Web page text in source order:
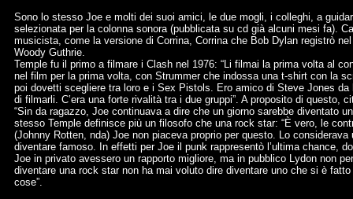
Sono lo stesso Joe e molti dei suoi amici, le due mogli, i colleghi, a
selezionata per la colonna sonora (pubblicata su cd già alcuni mesi fa).
musicista, come la versione di Corrina, Corrina che Bob Dylan registrò
Woody Guthrie.
Temple fu il primo a filmare i Clash nel 1976: “Li filmai la prima volta al
nel film per la prima volta, con Strummer che indossa una t-shirt con la
poi dovetti scegliere tra loro e i Sex Pistols. Ero amico di Steve Jones
di filmarli. C’era una forte rivalità tra i due gruppi”. A proposito di
“Sin da ragazzo, Joe continuava a dire che un giorno sarebbe diventato
stesso Temple definisce più un filosofo che una rock star: “È vero, le
(Johnny Rotten, nda) Joe non piaceva proprio per questo. Lo
diventare famoso. In effetti per Joe il punk rappresentò l’ultima chance,
Joe in privato avessero un rapporto migliore, ma in pubblico Lydon non
diventare una rock star non ha mai voluto dire diventare uno che si è
cose”.